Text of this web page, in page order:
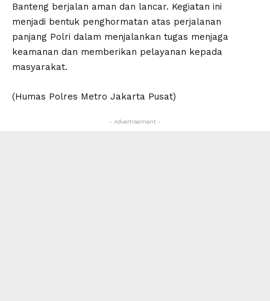
Banteng berjalan aman dan lancar. Kegiatan ini
menjadi bentuk penghormatan atas perjalanan
panjang Polri dalam menjalankan tugas menjaga
keamanan dan memberikan pelayanan kepada
masyarakat.
(Humas Polres Metro Jakarta Pusat)
- Advertisement -